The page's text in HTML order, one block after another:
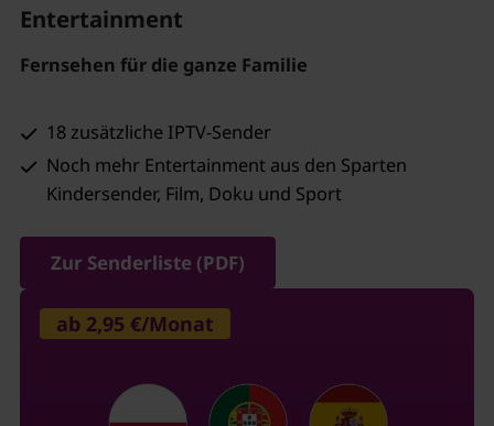
Entertainment
Fernsehen für die ganze Familie
18 zusätzliche IPTV-Sender
Noch mehr Entertainment aus den Sparten
Kindersender, Film, Doku und Sport
Zur Senderliste (PDF)
ab 2,95 €/Monat